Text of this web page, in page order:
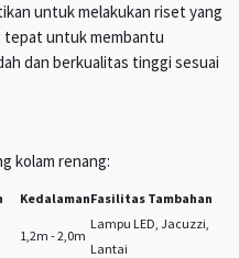
untuk melakukan riset yang
tepat untuk membantu
dan berkualitas tinggi sesuai
kolam renang:
KedalamanFasilitas Tambahan
1,2m - 2,0m
Lampu LED, Jacuzzi,
Lantai